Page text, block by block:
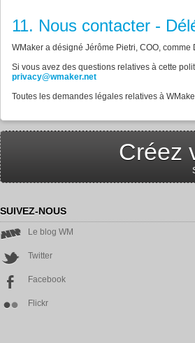
11. Nous contacter -
WMaker a désigné Jérôme Pietri, COO,
Si vous avez des questions relatives à cette
privacy@wmaker.net
Toutes les demandes légales relatives à
Créez
SUIVEZ-NOUS
Le blog WM
Twitter
Facebook
Flickr